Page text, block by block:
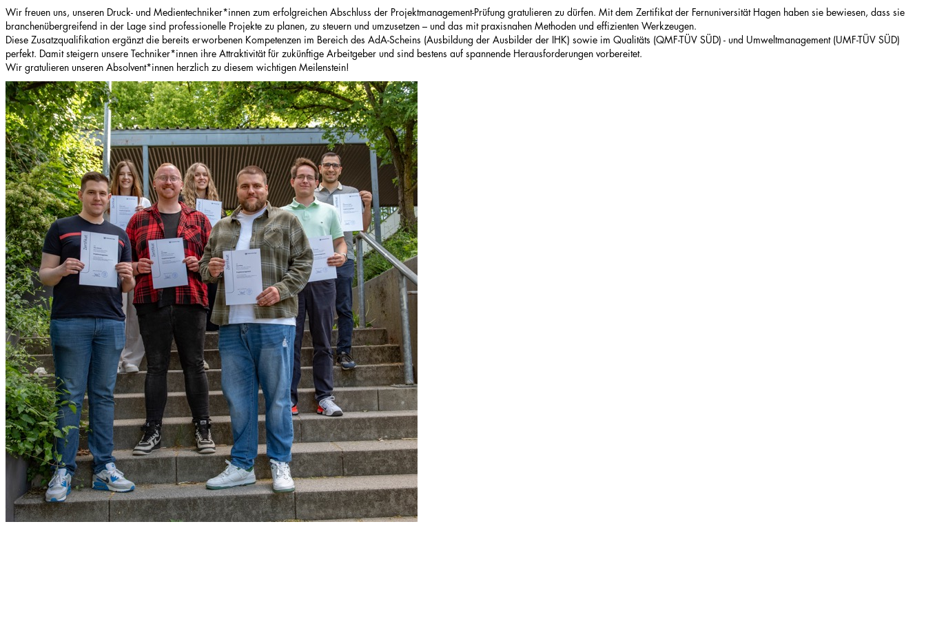
Wir freuen uns, unseren Druck- und Medientechniker*innen zum erfolgreichen Abschluss der Projektmanagement-Prüfung gratulieren zu dürfen. Mit dem Zertifikat der Fernuniversität Hagen haben sie bewiesen, dass sie
branchenübergreifend in der Lage sind professionelle Projekte zu planen, zu steuern und umzusetzen – und das mit praxisnahen Methoden und effizienten Werkzeugen.
Diese Zusatzqualifikation ergänzt die bereits erworbenen Kompetenzen im Bereich des AdA-Scheins (Ausbildung der Ausbilder der IHK) sowie im Qualitäts (QMF-TÜV SÜD) - und Umweltmanagement (UMF-TÜV SÜD)
perfekt. Damit steigern unsere Techniker*innen ihre Attraktivität für zukünftige Arbeitgeber und sind bestens auf spannende Herausforderungen vorbereitet.
Wir gratulieren unseren Absolvent*innen herzlich zu diesem wichtigen Meilenstein!